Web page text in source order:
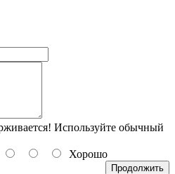
Используйте обычный
Хорошо
Продолжить